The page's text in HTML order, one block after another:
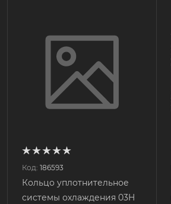
Код: 186593
Кольцо уплотнительное
системы охлаждения 03H